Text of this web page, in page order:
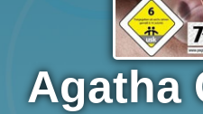
Agatha